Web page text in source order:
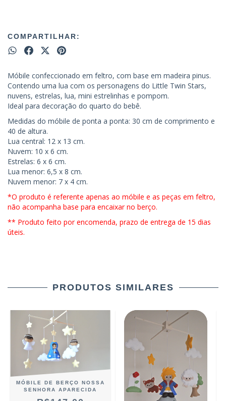
COMPARTILHAR:
Móbile confeccionado em feltro, com base em madeira pinus.
Contendo uma lua com os personagens do Little Twin Stars,
nuvens, estrelas, lua, mini estrelinhas e pompom.
Ideal para decoração do quarto do bebê.
Medidas do móbile de ponta a ponta: 30 cm de comprimento e
40 de altura.
Lua central: 12 x 13 cm.
Nuvem: 10 x 6 cm.
Estrelas: 6 x 6 cm.
Lua menor: 6,5 x 8 cm.
Nuvem menor: 7 x 4 cm.
*O produto é referente apenas ao móbile e as peças em feltro,
não acompanha base para encaixar no berço.
** Produto feito por encomenda, prazo de entrega de 15 dias
úteis.
PRODUTOS SIMILARES
MÓBILE DE BERÇO NOSSA
SENHORA APARECIDA